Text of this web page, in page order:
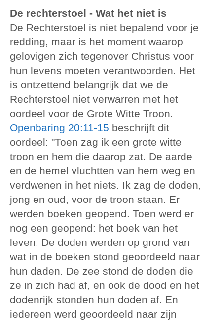
De rechterstoel - Wat het niet is
De Rechterstoel is niet bepalend voor je
redding, maar is het moment waarop
gelovigen zich tegenover Christus voor
hun levens moeten verantwoorden. Het
is ontzettend belangrijk dat we de
Rechterstoel niet verwarren met het
oordeel voor de Grote Witte Troon.
Openbaring 20:11-15 beschrijft dit
oordeel: "Toen zag ik een grote witte
troon en hem die daarop zat. De aarde
en de hemel vluchtten van hem weg en
verdwenen in het niets. Ik zag de doden,
jong en oud, voor de troon staan. Er
werden boeken geopend. Toen werd er
nog een geopend: het boek van het
leven. De doden werden op grond van
wat in de boeken stond geoordeeld naar
hun daden. De zee stond de doden die
ze in zich had af, en ook de dood en het
dodenrijk stonden hun doden af. En
iedereen werd geoordeeld naar zijn